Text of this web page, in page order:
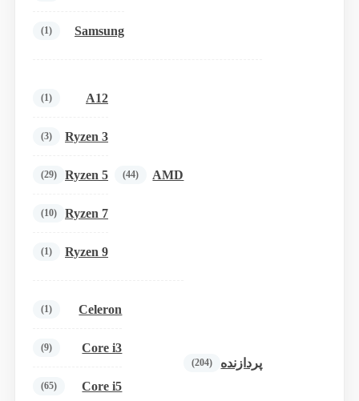
Samsung
(1)
پردازنده (204)
AMD
(44)
A12
(1)
Ryzen 3
(3)
Ryzen 5
(29)
Ryzen 7
(10)
Ryzen 9
(1)
Celeron
(1)
Core i3
(9)
Core i5
(65)